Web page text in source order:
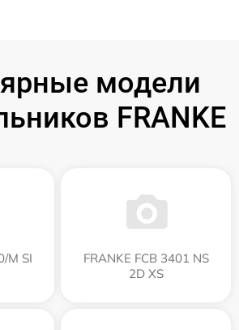
модели
FRANKE
M SI
FRANKE FCB 3401 NS
2D XS